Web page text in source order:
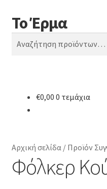
Απευθείας
μετάβαση
στην
Μετάβαση
σε
περιεχόμενο
Το Έρμα
Αναζήτηση
Αναζήτηση
Κατηγορίες Βιβλίων
€0,00 0 τεμάχια
Αρχική σελίδα/ Προϊόν
Φόλκερ